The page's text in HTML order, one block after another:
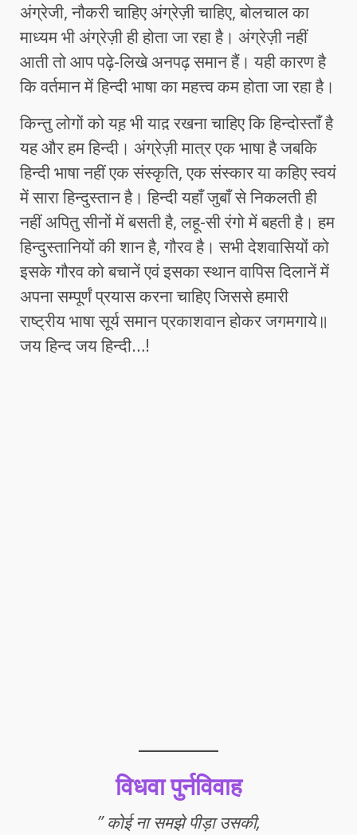
अंग्रेजी, नौकरी चाहिए अंग्रेज़ी चाहिए, बोलचाल का
माध्यम भी अंग्रेज़ी ही होता जा रहा है। अंग्रेज़ी नहीं
आती तो आप पढ़े-लिखे अनपढ़ समान हैं। यही कारण है
कि वर्तमान में हिन्दी भाषा का महत्त्व कम होता जा रहा है।
किन्तु लोगों को यह़ भी याद़ रखना चाहिए कि हिन्दोस्ताँ है
यह और हम हिन्दी। अंग्रेज़ी मात्र एक भाषा है जबकि
हिन्दी भाषा नहीं एक संस्कृति, एक संस्कार या कहिए स्वयं
में सारा हिन्दुस्तान है। हिन्दी यहाँ जुबाँ से निकलती ही
नहीं अपितु सीनों में बसती है, लहू-सी रंगो में बहती है। हम
हिन्दुस्तानियों की शान है, गौरव है। सभी देशवासियों को
इसके गौरव को बचानें एवं इसका स्थान वापिस दिलानें में
अपना सम्पूर्णं प्रयास करना चाहिए जिससे हमारी
राष्ट्रीय भाषा सूर्य समान प्रकाशवान होकर जगमगाये॥
जय हिन्द जय हिन्दी…!
विधवा पुर्नविवाह
” कोई ना समझे पीड़ा उसकी,